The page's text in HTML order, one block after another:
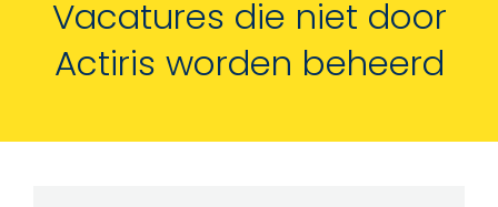
Vacatures die niet door
Actiris worden beheerd